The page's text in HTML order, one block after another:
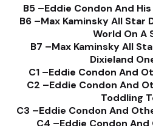
B5 –Eddie Condon And
B6 –Max Kaminsky All Star
World On A
B7 –Max Kaminsky All
Dixieland
C1 –Eddie Condon And
C2 –Eddie Condon And
Toddling
C3 –Eddie Condon And
C4 –Eddie Condon